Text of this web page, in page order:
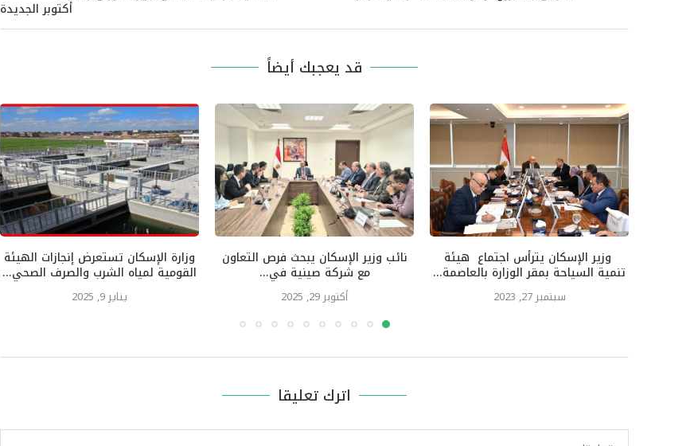
أكتوبر الجديدة
قد يعجبك أيضاً
وزير الإسكان يترأس اجتماع هيئة
تنمية السياحة بمقر الوزارة بالعاصمة...
سبتمبر 27, 2023
نائب وزير الإسكان يبحث فرص التعاون
مع شركة صينية في...
أكتوبر 29, 2025
‫وزارة الإسكان تستعرض إنجازات الهيئة
القومية لمياه الشرب والصرف الصحي...
يناير 9, 2025
اترك تعليقا